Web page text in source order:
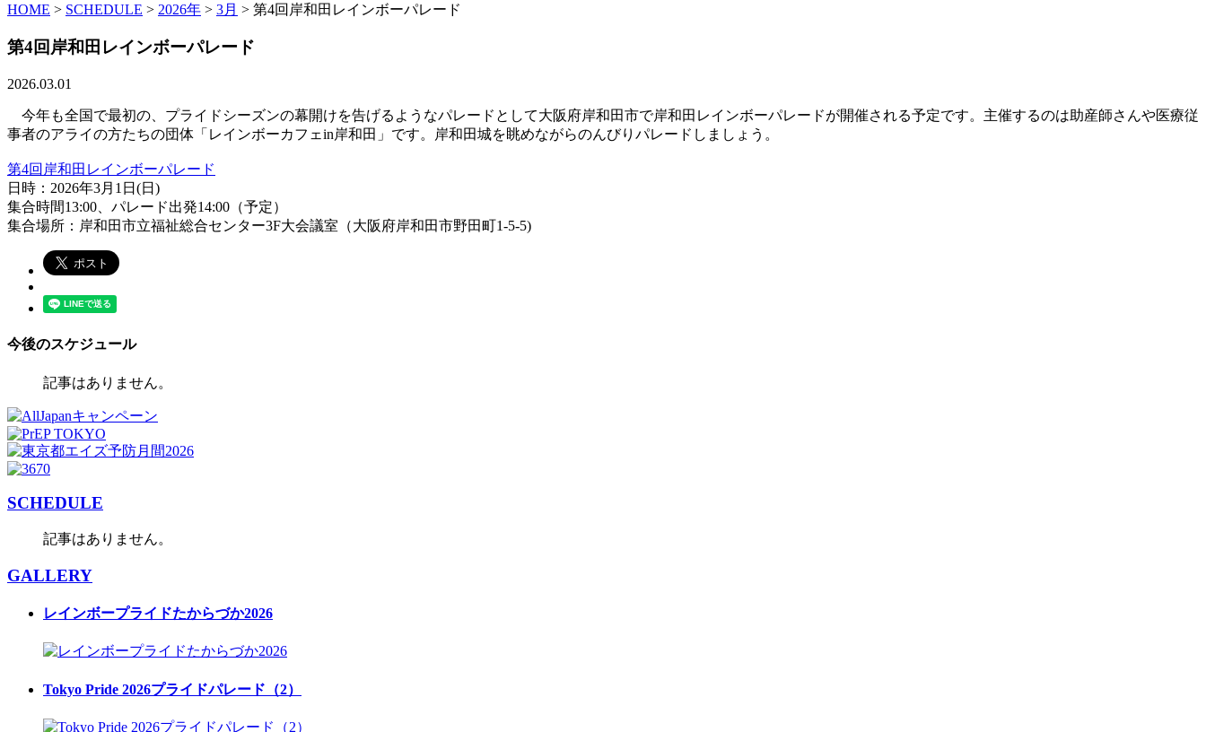
HOME > SCHEDULE > 2026年 > 3月 > 第4回岸和田レインボーパレード
第4回岸和田レインボーパレード
2026.03.01
今年も全国で最初の、プライドシーズンの幕開けを告げるようなパレードとして大阪府岸和田市で岸和田レインボーパレードが開催される予定です。主催するのは助産師さんや医療従
事者のアライの方たちの団体「レインボーカフェin岸和田」です。岸和田城を眺めながらのんびりパレードしましょう。
第4回岸和田レインボーパレード
日時：2026年3月1日(日)
集合時間13:00、パレード出発14:00（予定）
集合場所：岸和田市立福祉総合センター3F大会議室（大阪府岸和田市野田町1-5-5)
今後のスケジュール
記事はありません。
SCHEDULE
記事はありません。
GALLERY
レインボープライドたからづか2026
Tokyo Pride 2026プライドパレード（2）